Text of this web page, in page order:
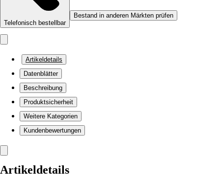
Telefonisch bestellbar
Bestand in anderen Märkten prüfen
Artikeldetails
Datenblätter
Beschreibung
Produktsicherheit
Weitere Kategorien
Kundenbewertungen
Artikeldetails